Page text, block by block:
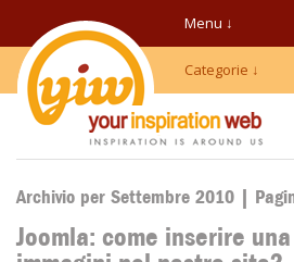
Menu ↓
Categorie ↓
Archivio per Settembre 2010 |
Joomla: come inserire